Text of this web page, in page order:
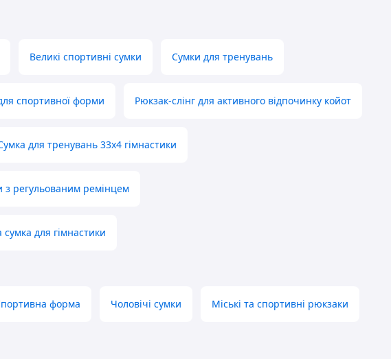
Великі спортивні сумки Сумки для тренувань
спортивної форми Рюкзак-слінг для активного відпочинку койот
для тренувань 33x4 гімнастики
з регульованим ремінцем
для гімнастики
форма Чоловічі сумки Міські та спортивні рюкзаки